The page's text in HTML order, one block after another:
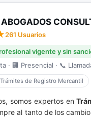
261 Usuarios
vigente y sin
· 🏢 Presencial · 📞
de Registro Mercantil
somos expertos en
al tanto de los